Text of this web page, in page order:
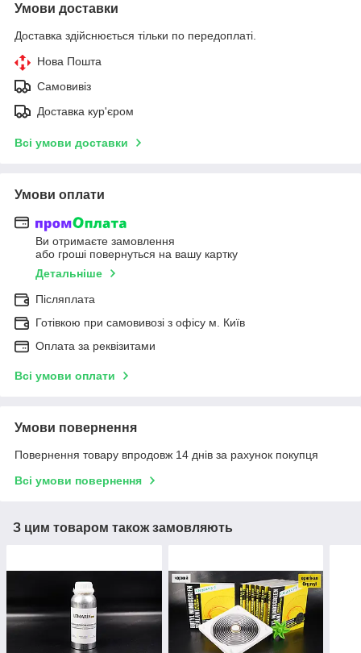
Умови доставки
Доставка здійснюється тільки по передоплаті.
Нова Пошта
Самовивіз
Доставка кур'єром
Всі умови доставки
Умови оплати
Ви отримаєте замовлення
або гроші повернуться на вашу картку
Детальніше
Післяплата
Готівкою при самовивозі з офісу м. Київ
Оплата за реквізитами
Всі умови оплати
Умови повернення
Повернення товару впродовж 14 днів за рахунок покупця
Всі умови повернення
З цим товаром також замовляють